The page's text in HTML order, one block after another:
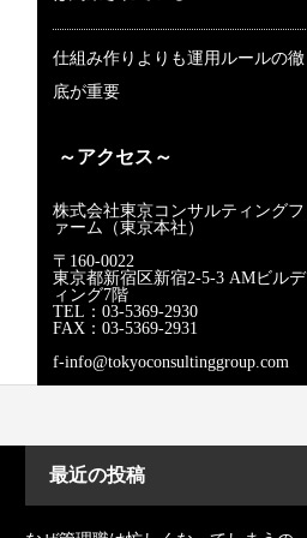
仕組み作りよりも運用ルールの徹
底が重要
～アクセス～
株式会社東京コンサルティングフ
ァーム（東京本社）
〒160-0022
東京都新宿区新宿2-5-3 AMビルデ
ィング7階
TEL：03-5369-2930
FAX：03-5369-2931
f-info@tokyoconsultinggroup.com
最近の投稿